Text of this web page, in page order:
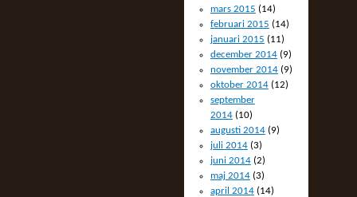
mars 2015 (14)
februari 2015 (14)
januari 2015 (11)
december 2014(9)
november 2014(9)
oktober 2014(12)
september
2014(10)
augusti 2014(9)
juli 2014(3)
juni 2014(2)
maj 2014(3)
april 2014(14)